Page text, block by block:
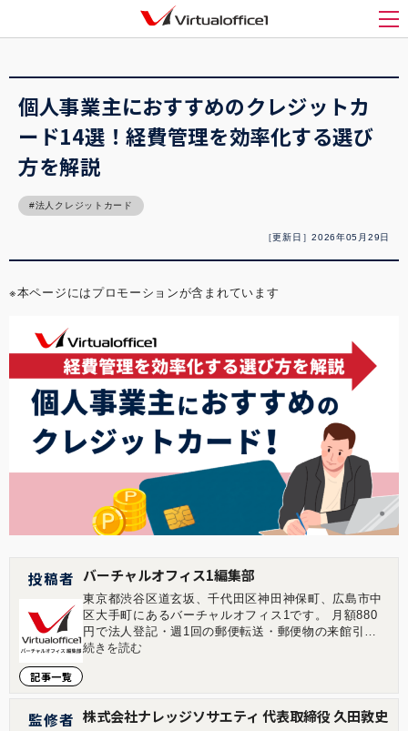
メ
バーチャルオフィス1(Virtualoffice1)
個人事業主におすすめのクレジットカ
ード14選！経費管理を効率化する選び方を解説
個人事業主におすすめのクレジットカ
ード14選！経費管理を効率化する選び
方を解説
法人クレジットカード
［更新日］2026年05月29日
※本ページにはプロモーションが含まれています
投稿者
記事一覧
バーチャルオフィス1編集部
東京都渋谷区道玄坂、千代田区神田神保町、広島市中
区大手町にあるバーチャルオフィス1です。 月額880
円で法人登記・週1回の郵便転送・郵便物の来館引取
ができる起業家やフリーランスのためのバーチャルオ
ビル8B バーチャルオフィス1神保町店 東京都千代田
続きを読む
監修者 株式会社ナレッジソサエティ 代表取締役 久田敦史